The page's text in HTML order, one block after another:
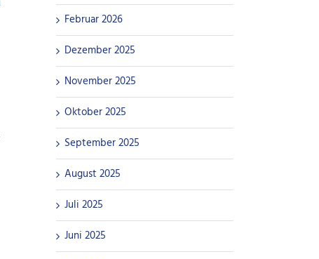
Februar 2026
Dezember 2025
November 2025
Oktober 2025
September 2025
August 2025
Juli 2025
Juni 2025